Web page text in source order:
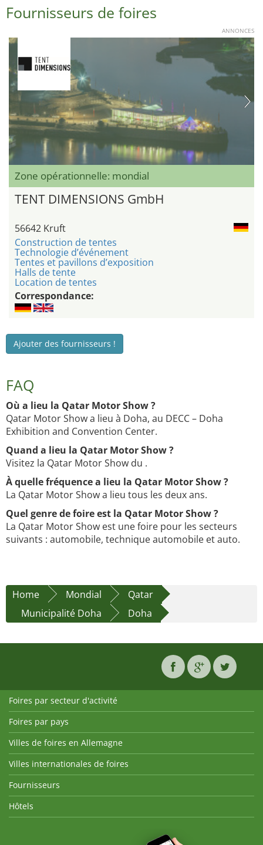
Fournisseurs de foires
ANNONCES
Zone opérationnelle: mondial
TENT DIMENSIONS GmbH
56642 Kruft
Construction de tentes
Technologie d’événement
Tentes et pavillons d’exposition
Halls de tente
Location de tentes
Correspondance:
Ajouter des fournisseurs !
FAQ
Où a lieu la Qatar Motor Show ?
Qatar Motor Show a lieu à Doha, au DECC – Doha
Exhibition and Convention Center.
Quand a lieu la Qatar Motor Show ?
Visitez la Qatar Motor Show du .
À quelle fréquence a lieu la Qatar Motor Show ?
La Qatar Motor Show a lieu tous les deux ans.
Quel genre de foire est la Qatar Motor Show ?
La Qatar Motor Show est une foire pour les secteurs
suivants : automobile, technique automobile et auto.
Home Mondial
Qatar
Municipalité Doha
Doha
Foires par secteur d'activité
Foires par pays
Villes de foires en Allemagne
Villes internationales de foires
Fournisseurs
Hôtels